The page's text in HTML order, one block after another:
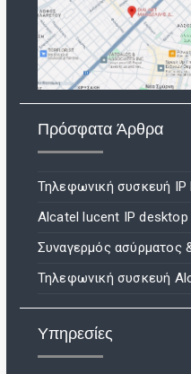
Πρόσφατα Άρθρα
Τηλεφωνική συσκευή IP
Alcatel lucent IP desktop
Συναγερμός ασύρματος
Τηλεφωνική συσκευή
Υπηρεσίες